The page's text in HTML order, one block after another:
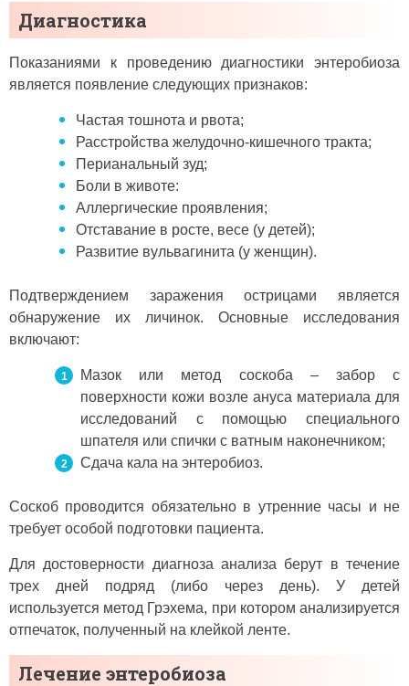
Диагностика
Показаниями к проведению диагностики энтеробиоза
является появление следующих признаков:
Частая тошнота и рвота;
Расстройства желудочно-кишечного тракта;
Перианальный зуд;
Боли в животе:
Аллергические проявления;
Отставание в росте, весе (у детей);
Развитие вульвагинита (у женщин).
Подтверждением заражения острицами является
обнаружение их личинок. Основные исследования
включают:
Мазок или метод соскоба – забор с
поверхности кожи возле ануса материала для
исследований с помощью специального
шпателя или спички с ватным наконечником;
Сдача кала на энтеробиоз.
Соскоб проводится обязательно в утренние часы и не
требует особой подготовки пациента.
Для достоверности диагноза анализа берут в течение
трех дней подряд (либо через день). У детей
используется метод Грэхема, при котором анализируется
отпечаток, полученный на клейкой ленте.
Лечение энтеробиоза